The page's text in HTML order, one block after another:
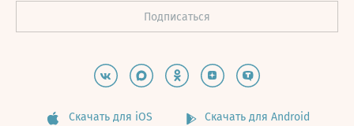
Скачать для iOS Скачать для Android